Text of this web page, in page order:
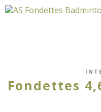
Fondettes